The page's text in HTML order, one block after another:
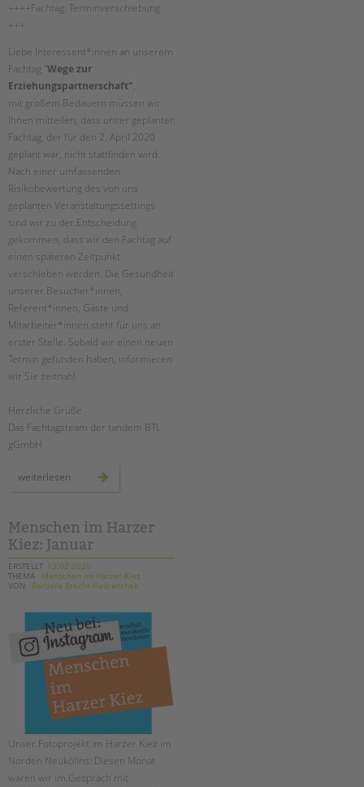
++++Fachtag: Terminverschiebung
+++
Liebe Interessent*innen an unserem
Fachtag " Wege zur
Erziehungspartnerschaft",
mit großem Bedauern müssen wir
Ihnen mitteilen, dass unser geplanter
Fachtag, der für den 2. April 2020
geplant war, nicht stattfinden wird.
Nach einer umfassenden
Risikobewertung des von uns
geplanten Veranstaltungssettings
sind wir zu der Entscheidung
gekommen, dass wir den Fachtag auf
einen späteren Zeitpunkt
verschieben werden. Die Gesundheit
unserer Besucher*innen,
Referent*innen, Gäste und
Mitarbeiter*innen steht für uns an
erster Stelle. Sobald wir einen neuen
Termin gefunden haben, informieren
wir Sie zeitnah!
Herzliche Grüße
Das Fachtagsteam der tandem BTL
gGmbH
weiterlesen fachtag:
Menschen im Harzer
Kiez: Januar
ERSTELLT 13.02.2020
THEMA
Menschen im Harzer Kiez
VON
Barbara Brecht-Hadraschek
Unser Fotoprojekt im Harzer Kiez im
Norden Neuköllns: Diesen Monat
waren wir im Gespräch mit